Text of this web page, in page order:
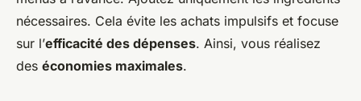
nécessaires. Cela évite les achats impulsifs et focuse
sur l’efficacité des dépenses. Ainsi, vous réalisez
des économies maximales.